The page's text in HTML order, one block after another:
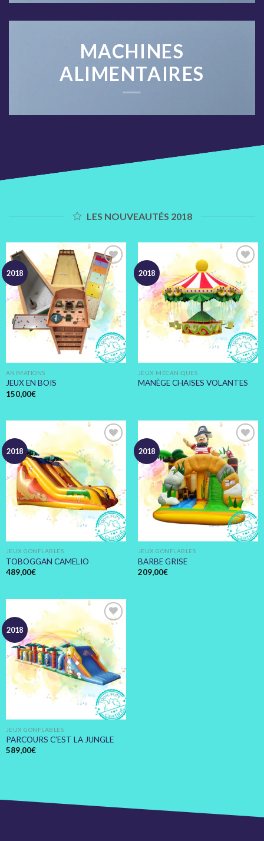
MACHINES
ALIMENTAIRES
LES NOUVEAUTÉS 2018
2018
Ajouter
à votre
devis
ANIMATIONS
JEUX EN BOIS
150,00€
2018
Ajouter
à votre
devis
JEUX MÉCANIQUES
MANÈGE CHAISES VOLANTES
2018
Ajouter
à votre
devis
JEUX GONFLABLES
TOBOGGAN CAMELIO
489,00€
2018
Ajouter
à votre
devis
JEUX GONFLABLES
BARBE GRISE
209,00€
2018
Ajouter
à votre
devis
JEUX GONFLABLES
PARCOURS C’EST LA JUNGLE
589,00€